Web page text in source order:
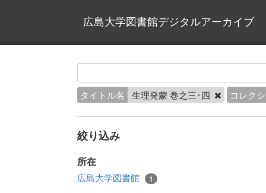
広島大学図書館デジタルアーカイブ
タイトル名 生理発蒙 巻之三･四 コレク
絞り込み
所在
広島大学図書館 1